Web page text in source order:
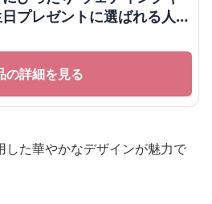
プレゼントに選ばれる人気
の詳細を見る
した華やかなデザインが魅力で